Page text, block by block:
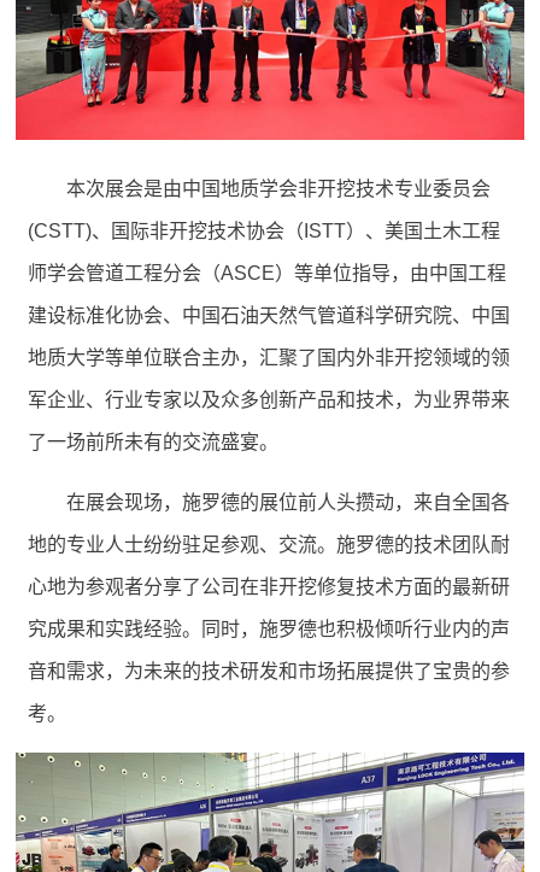
本次展会是由中国地质学会非开挖技术专业委员会
(CSTT)、国际非开挖技术协会（ISTT）、美国土木工程
师学会管道工程分会（ASCE）等单位指导，由中国工程
建设标准化协会、中国石油天然气管道科学研究院、中国
地质大学等单位联合主办，汇聚了国内外非开挖领域的领
军企业、行业专家以及众多创新产品和技术，为业界带来
了一场前所未有的交流盛宴。
在展会现场，施罗德的展位前人头攒动，来自全国各
地的专业人士纷纷驻足参观、交流。施罗德的技术团队耐
心地为参观者分享了公司在非开挖修复技术方面的最新研
究成果和实践经验。同时，施罗德也积极倾听行业内的声
音和需求，为未来的技术研发和市场拓展提供了宝贵的参
考。